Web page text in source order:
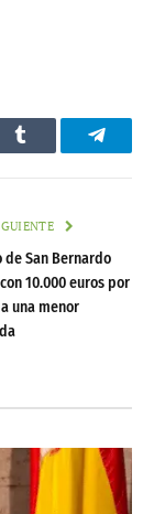
Tumblr
de San Bernardo
10.000 euros por
una menor